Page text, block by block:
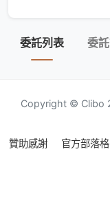
委託列表 委
Copyright © Clibo
贊助感謝 官方部落格